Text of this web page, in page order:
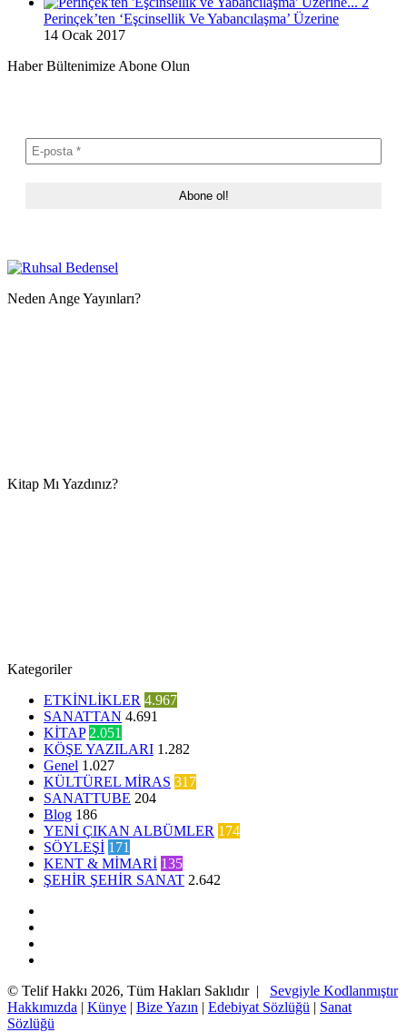
Perinçek’ten ‘Eşcinsellik Ve Yabancılaşma’ Üzerine
14 Ocak 2017
Haber Bültenimize Abone Olun
Neden Ange Yayınları?
Kitap Mı Yazdınız?
Kategoriler
ETKİNLİKLER 4.967
SANATTAN 4.691
KİTAP 2.051
KÖŞE YAZILARI 1.282
Genel 1.027
KÜLTÜREL MİRAS 317
SANATTUBE 204
Blog 186
YENİ ÇIKAN ALBÜMLER 174
SÖYLEŞİ 171
KENT & MİMARİ 135
ŞEHİR ŞEHİR SANAT 2.642
© Telif Hakkı 2026, Tüm Hakları Saklıdır | Sevgiyle Kodlanmıştır
Hakkımızda | Künye | Bize Yazın | Edebiyat Sözlüğü | Sanat
Sözlüğü